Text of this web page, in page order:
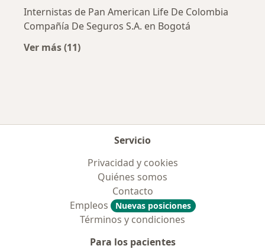
Internistas de Pan American Life De Colombia
Compañía De Seguros S.A. en Bogotá
Ver más (11)
Servicio
Privacidad y cookies
Quiénes somos
Contacto
Empleos
Nuevas posiciones
Términos y condiciones
Para los pacientes